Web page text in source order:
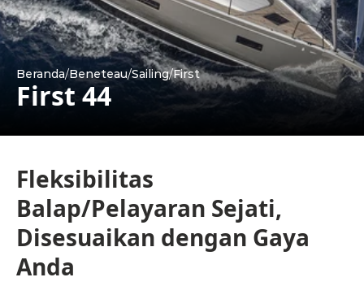
Beranda/Beneteau/Sailing/First
First 44
Fleksibilitas
Balap/Pelayaran Sejati,
Disesuaikan dengan Gaya
Anda